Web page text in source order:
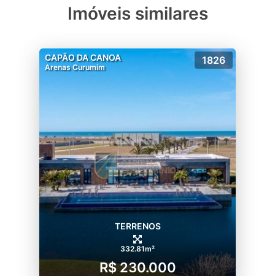
GOURMETS COM VARANDA;
QUIOSQUES E JOGOS.
PULSE WELLNESS:
PISCINA TÉRMICA;
SAUNAS ÚMIDAS FEMININA E MASCULINA;
PULSE SERVIÇOS:
MARKET E MALL NO ACESSO.
Imóveis similares
CAPÃO DA CANOA
Arenas Curumim
1826
TERRENOS
332.81m²
R$ 230.000